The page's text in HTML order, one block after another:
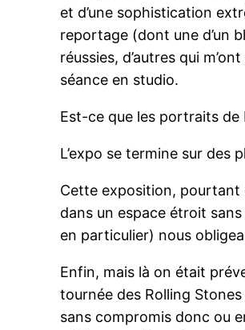
et d’une sophistication
reportage (dont une d’un
réussies, d’autres qui
séance en studio.
Est-ce que les portraits de
L’expo se termine sur
Cette exposition, pourtant
dans un espace étroit
en particulier) nous
Enfin, mais là on était
tournée des Rolling
sans compromis donc ou